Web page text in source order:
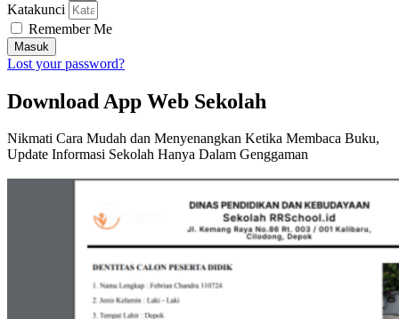
Katakunci
Remember Me
Masuk
Lost your password?
Download App Web Sekolah
Nikmati Cara Mudah dan Menyenangkan Ketika Membaca Buku,
Update Informasi Sekolah Hanya Dalam Genggaman